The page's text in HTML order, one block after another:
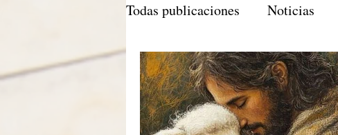
Todas publicaciones Noticias
Brasil Caxias do Sul Brasil
Itália-Albania-Mozambico